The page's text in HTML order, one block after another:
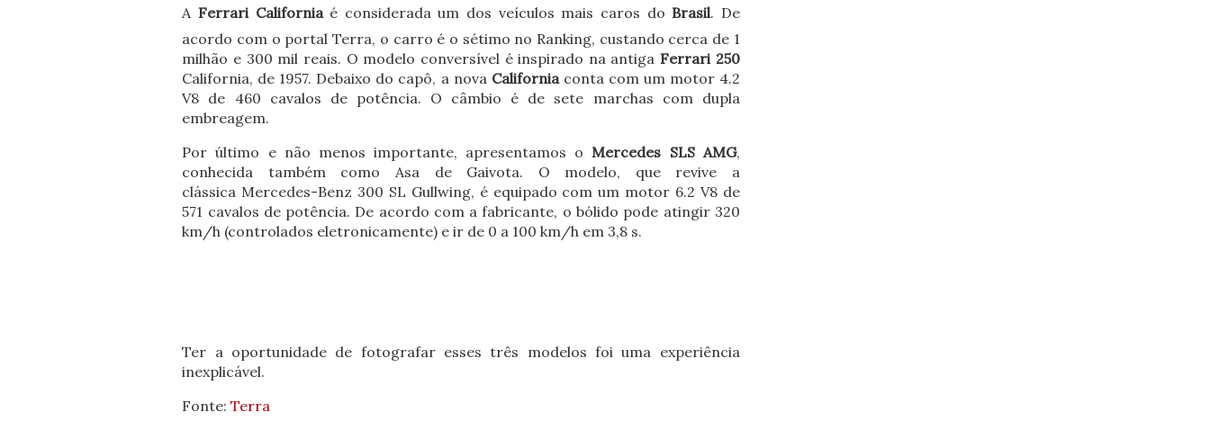
A Ferrari Californiaé considerada um dos veículos mais caros do Brasil. De
acordo com o portal Terra, o carro é o sétimo no Ranking, custando cerca de 1
milhão e 300 mil reais. O modelo conversível é inspirado na antiga Ferrari 250
California, de 1957. Debaixo do capô, a nova Californiaconta com um motor 4.2
V8 de 460 cavalos de potência. O câmbio é de sete marchas com dupla
embreagem.
Por último e não menos importante, apresentamos oMercedes SLS AMG,
conhecida também como Asa de Gaivota. O modelo, que revive a
clássica Mercedes-Benz 300 SL Gullwing, é equipado com um motor 6.2 V8 de
571 cavalos de potência. De acordo com a fabricante, o bólido pode atingir 320
km/h (controlados eletronicamente) e ir de 0 a 100 km/h em 3,8 s.
Ter a oportunidade de fotografar esses três modelos foi uma experiência
inexplicável.
Fonte:Terra